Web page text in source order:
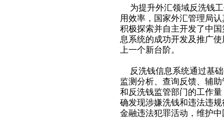
为提升外汇领域反洗钱
用效率，国家外汇管理局
积极探索并自主开发了中
息系统的成功开发及推广
上一个新台阶。
反洗钱信息系统通过基
监测分析、查询反馈、辅
和反洗钱监管部门的工作
确发现涉嫌洗钱和违法违
金融违法犯罪活动，维护